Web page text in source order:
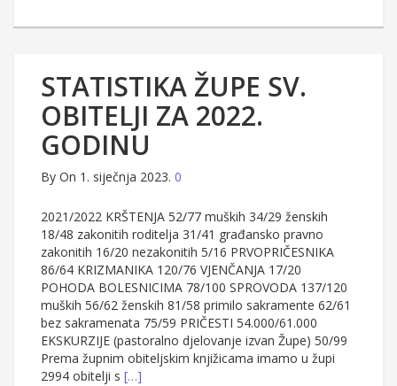
STATISTIKA ŽUPE SV.
OBITELJI ZA 2022.
GODINU
By On 1. siječnja 2023. 0
2021/2022 KRŠTENJA 52/77 muških 34/29 ženskih
18/48 zakonitih roditelja 31/41 građansko pravno
zakonitih 16/20 nezakonitih 5/16 PRVOPRIČESNIKA
86/64 KRIZMANIKA 120/76 VJENČANJA 17/20
POHODA BOLESNICIMA 78/100 SPROVODA 137/120
muških 56/62 ženskih 81/58 primilo sakramente 62/61
bez sakramenata 75/59 PRIČESTI 54.000/61.000
EKSKURZIJE (pastoralno djelovanje izvan Župe) 50/99
Prema župnim obiteljskim knjižicama imamo u župi
2994 obitelji s […]